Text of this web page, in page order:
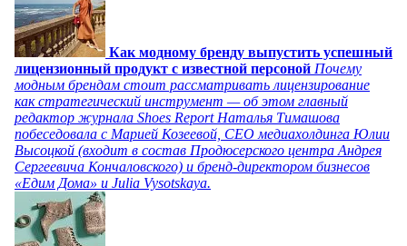
Как модному бренду выпустить успешный
лицензионный продукт с известной персоной Почему
модным брендам стоит рассматривать лицензирование
как стратегический инструмент — об этом главный
редактор журнала Shoes Report Наталья Тимашова
побеседовала с Марией Козеевой, СЕО медиахолдинга Юлии
Высоцкой (входит в состав Продюсерского центра Андрея
Сергеевича Кончаловского) и бренд-директором бизнесов
«Едим Дома» и Julia Vysotskaya.